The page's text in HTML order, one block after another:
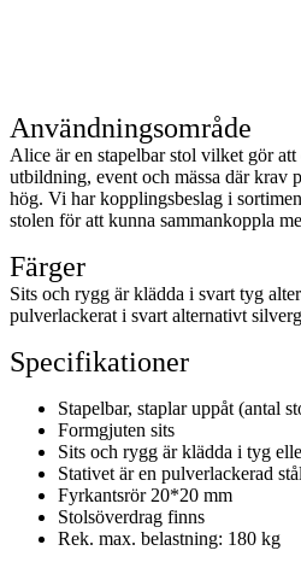
Användningsområde
Alice är en stapelbar stol vilket gör
utbildning, event och mässa där krav
hög. Vi har kopplingsbeslag i
stolen för att kunna sammankoppla
Färger
Sits och rygg är klädda i svart tyg
pulverlackerat i svart alternativt
Specifikationer
Stapelbar, staplar uppåt (antal
Formgjuten sits
Sits och rygg är klädda i tyg
Stativet är en pulverlackerad
Fyrkantsrör 20*20 mm
Stolsöverdrag finns
Rek. max. belastning: 180 kg